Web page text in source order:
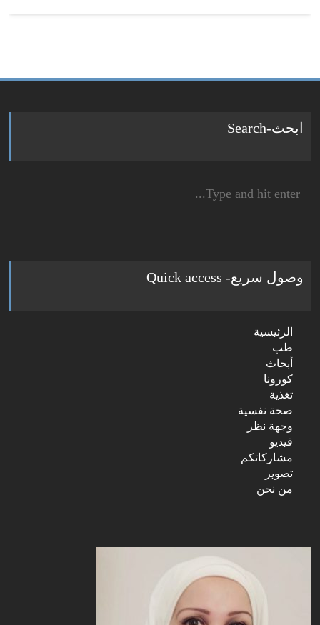
ابحث-Search
for:
وصول سريع- Quick access
الرئيسية
طب
أبحاث
كورونا
تغذية
صحة نفسية
وجهة نظر
فيديو
مشاركاتكم
تصوير
من نحن